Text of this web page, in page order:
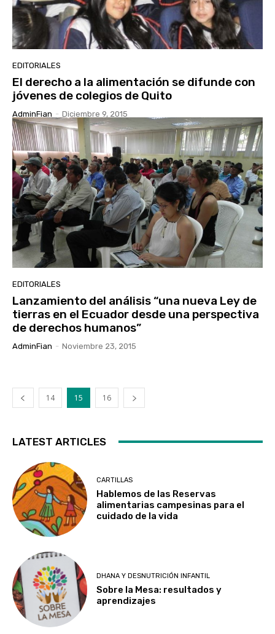
EDITORIALES
El derecho a la alimentación se difunde con
jóvenes de colegios de Quito
AdminFian - Diciembre 9, 2015
EDITORIALES
Lanzamiento del análisis “una nueva Ley de
tierras en el Ecuador desde una perspectiva
de derechos humanos”
AdminFian - Noviembre 23, 2015
14 15 16
LATEST ARTICLES
CARTILLAS
Hablemos de las Reservas
alimentarias campesinas para el
cuidado de la vida
DHANA Y DESNUTRICIÓN INFANTIL
Sobre la Mesa: resultados y
aprendizajes